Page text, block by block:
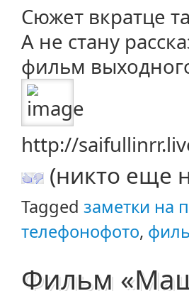
Сюжет вкратце
А не стану
фильм
http://
(никто еще
Tagged заметки на
телефонофото,
Фильм